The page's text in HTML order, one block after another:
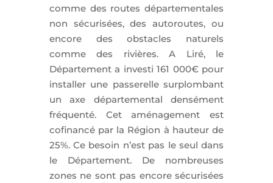
comme des routes départementales
non sécurisées, des autoroutes, ou
encore des obstacles naturels
comme des rivières. A Liré, le
Département a investi 161 000€ pour
installer une passerelle surplombant
un axe départemental densément
fréquenté. Cet aménagement est
cofinancé par la Région à hauteur de
25%. Ce besoin n’est pas le seul dans
le Département. De nombreuses
zones ne sont pas encore sécurisées